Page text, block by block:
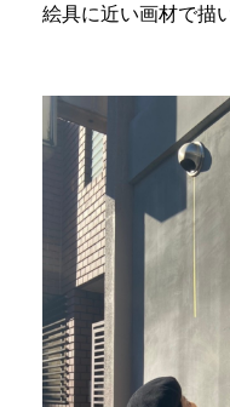
絵具に近い画材で描